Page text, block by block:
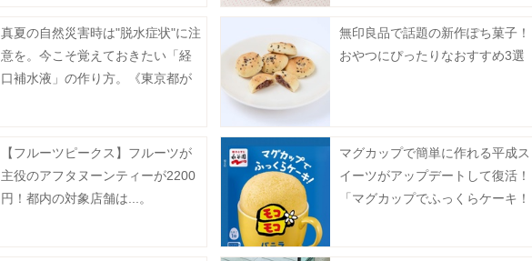
真夏の自然災害時は"脱水症状"に注
意を。今こそ覚えておきたい「経
口補水液」の作り方。《東京都が
無印良品で話題の新作ぽち菓子！
おやつにぴったりなおすすめ3選
【フルーツピークス】フルーツが
主役のアフタヌーンティーが2200
円！都内の対象店舗は...。
マグカップで簡単に作れる平成ス
イーツがアップデートして復活！
「マグカップでふっくらケーキ！